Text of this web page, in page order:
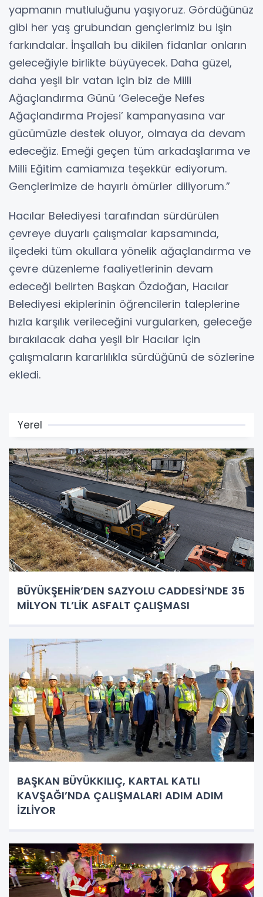
yapmanın mutluluğunu yaşıyoruz. Gördüğünüz
gibi her yaş grubundan gençlerimiz bu işin
farkındalar. İnşallah bu dikilen fidanlar onların
geleceğiyle birlikte büyüyecek. Daha güzel,
daha yeşil bir vatan için biz de Milli
Ağaçlandırma Günü ‘Geleceğe Nefes
Ağaçlandırma Projesi’ kampanyasına var
gücümüzle destek oluyor, olmaya da devam
edeceğiz. Emeği geçen tüm arkadaşlarıma ve
Milli Eğitim camiamıza teşekkür ediyorum.
Gençlerimize de hayırlı ömürler diliyorum.”
Hacılar Belediyesi tarafından sürdürülen
çevreye duyarlı çalışmalar kapsamında,
ilçedeki tüm okullara yönelik ağaçlandırma ve
çevre düzenleme faaliyetlerinin devam
edeceği belirten Başkan Özdoğan, Hacılar
Belediyesi ekiplerinin öğrencilerin taleplerine
hızla karşılık verileceğini vurgularken, geleceğe
bırakılacak daha yeşil bir Hacılar için
çalışmaların kararlılıkla sürdüğünü de sözlerine
ekledi.
Yerel
BÜYÜKŞEHİR’DEN SAZYOLU CADDESİ’NDE 35
MİLYON TL’LİK ASFALT ÇALIŞMASI
BAŞKAN BÜYÜKKILIÇ, KARTAL KATLI
KAVŞAĞI’NDA ÇALIŞMALARI ADIM ADIM
İZLİYOR